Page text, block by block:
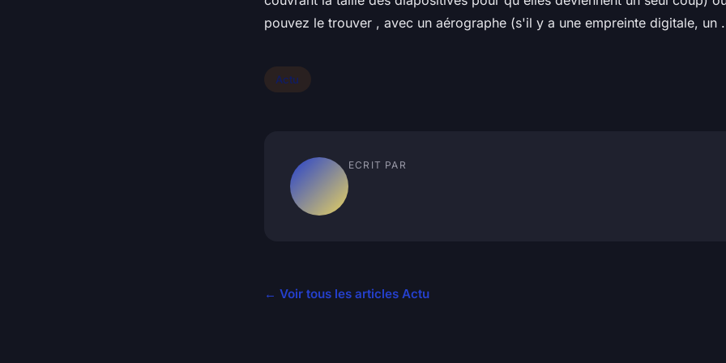
pouvez le trouver , avec un aérographe (s'il y a une empreinte digitale, un
Actu
ECRIT PAR
← Voir tous les articles Actu